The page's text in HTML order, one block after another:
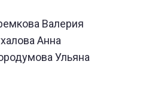
Валерия
Анна
Ульяна